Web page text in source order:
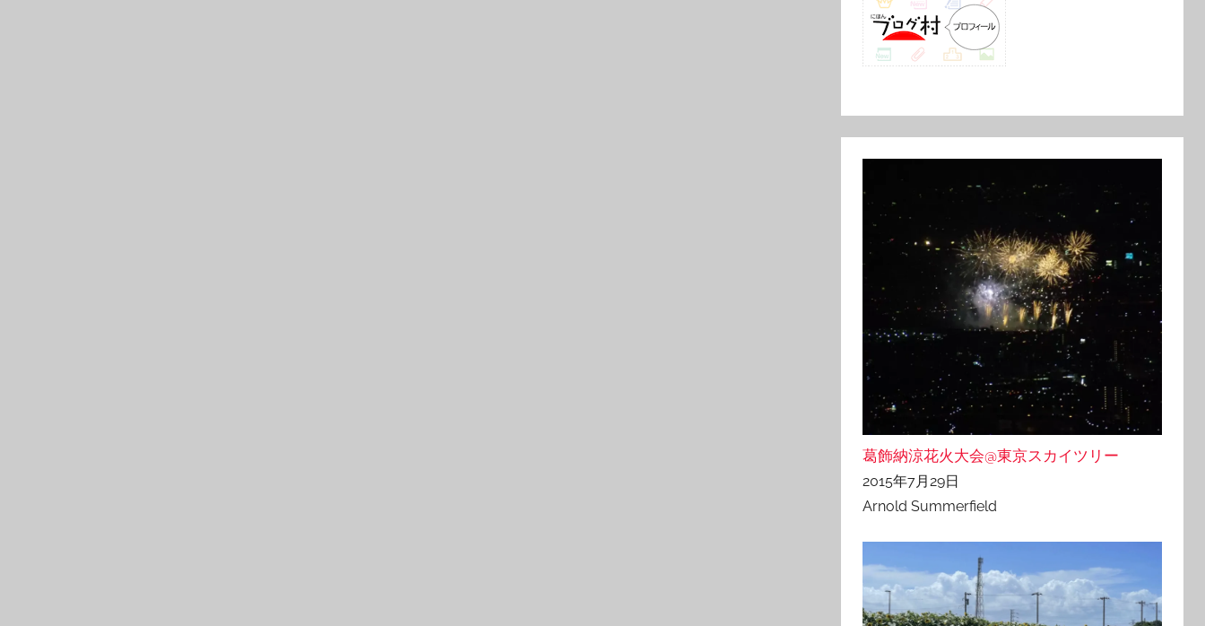
葛飾納涼花火大会@東京スカイツリー
2015年7月29日
Arnold Summerfield